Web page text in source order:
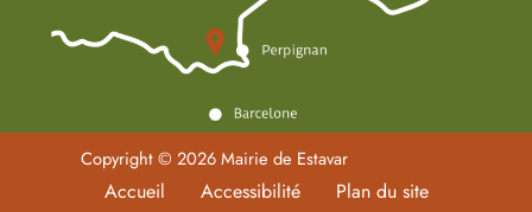
Copyright © 2026 Mairie de Estavar
Accueil Accessibilité Plan du site